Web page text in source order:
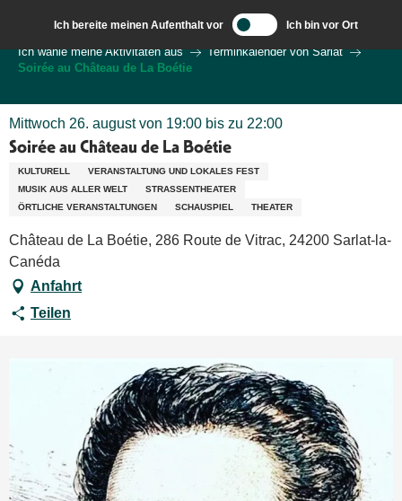
contenu
principal
Ich bereite meinen Aufenthalt vor Ich bin vor Ort
Ich wähle meine Aktivitäten aus
Terminkalender von Sarlat
Soirée au Château de La Boétie
Mittwoch 26. august von 19:00 bis zu 22:00
Soirée au Château de La Boétie
KULTURELL
VERANSTALTUNG UND LOKALES FEST
MUSIK AUS ALLER WELT
STRASSENTHEATER
ÖRTLICHE VERANSTALTUNGEN
SCHAUSPIEL THEATER
Château de La Boétie, 286 Route de Vitrac, 24200 Sarlat-la-
Canéda
Anfahrt
Teilen